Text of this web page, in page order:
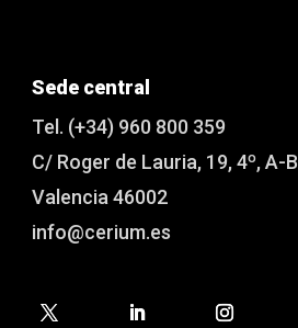
Sede central
Tel. (+34) 960 800 359
C/ Roger de Lauria, 19, 4º, A-B
Valencia 46002
info@cerium.es